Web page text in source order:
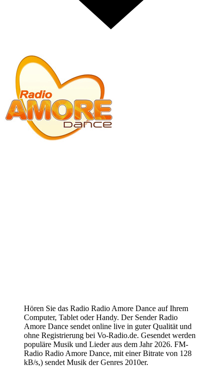
Hören Sie das Radio Radio Amore Dance auf Ihrem
Computer, Tablet oder Handy. Der Sender Radio
Amore Dance sendet online live in guter Qualität und
ohne Registrierung bei Vo-Radio.de. Gesendet werden
populäre Musik und Lieder aus dem Jahr 2026. FM-
Radio Radio Amore Dance, mit einer Bitrate von 128
kB/s,) sendet Musik der Genres 2010er.